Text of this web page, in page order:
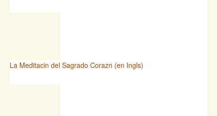
La Meditacin del Sagrado Corazn (en Ingls)